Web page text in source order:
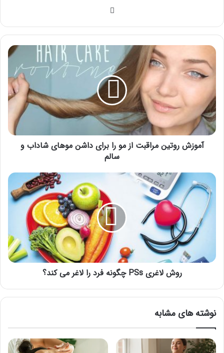
آموزش
روتین
مراقبت
مو
را
برای
داشن
موهای
شادابآموزش روتین مراقبت از مو را برای داشن موهای شاداب و
سالم
روش
لاغری
PSs
چگونه
کند؟
روش لاغری PSs چگونه فرد را لاغر می کند؟
نوشته های مشابه